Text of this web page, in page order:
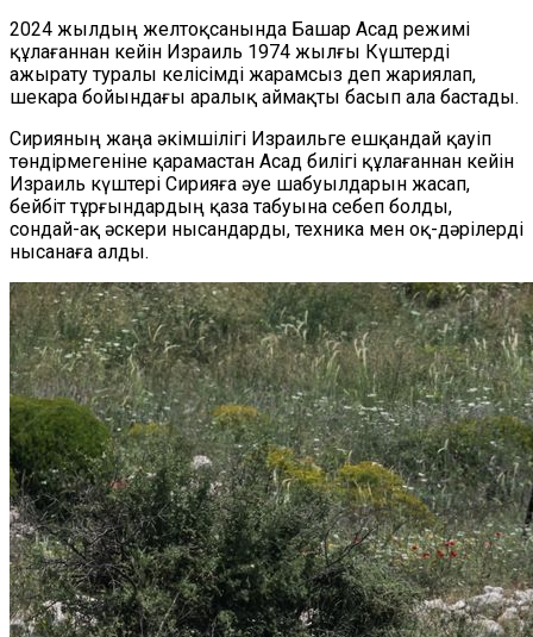
2024 жылдың желтоқсанында Башар Асад режимі
құлағаннан кейін Израиль 1974 жылғы Күштерді
ажырату туралы келісімді жарамсыз деп жариялап,
шекара бойындағы аралық аймақты басып ала бастады.
Сирияның жаңа әкімшілігі Израильге ешқандай қауіп
төндірмегеніне қарамастан Асад билігі құлағаннан кейін
Израиль күштері Сирияға әуе шабуылдарын жасап,
бейбіт тұрғындардың қаза табуына себеп болды,
сондай-ақ әскери нысандарды, техника мен оқ-дәрілерді
нысанаға алды.